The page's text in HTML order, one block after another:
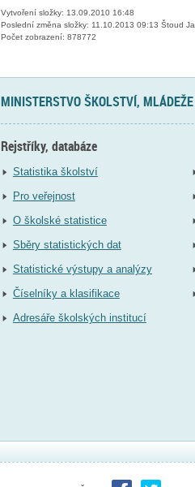
Vytvoření složky: 13.09.2010 16:48
Poslední změna složky: 11.10.2013 09:13 Štoud
Počet zobrazení: 878772
MINISTERSTVO ŠKOLSTVÍ,
Rejstříky, databáze
Statistika školství
Pro veřejnost
O školské statistice
Sběry statistických dat
Statistické výstupy a analýzy
Číselníky a klasifikace
Adresáře školských institucí